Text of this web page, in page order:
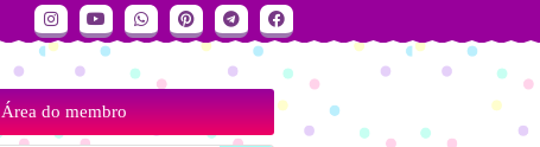
Área do membro